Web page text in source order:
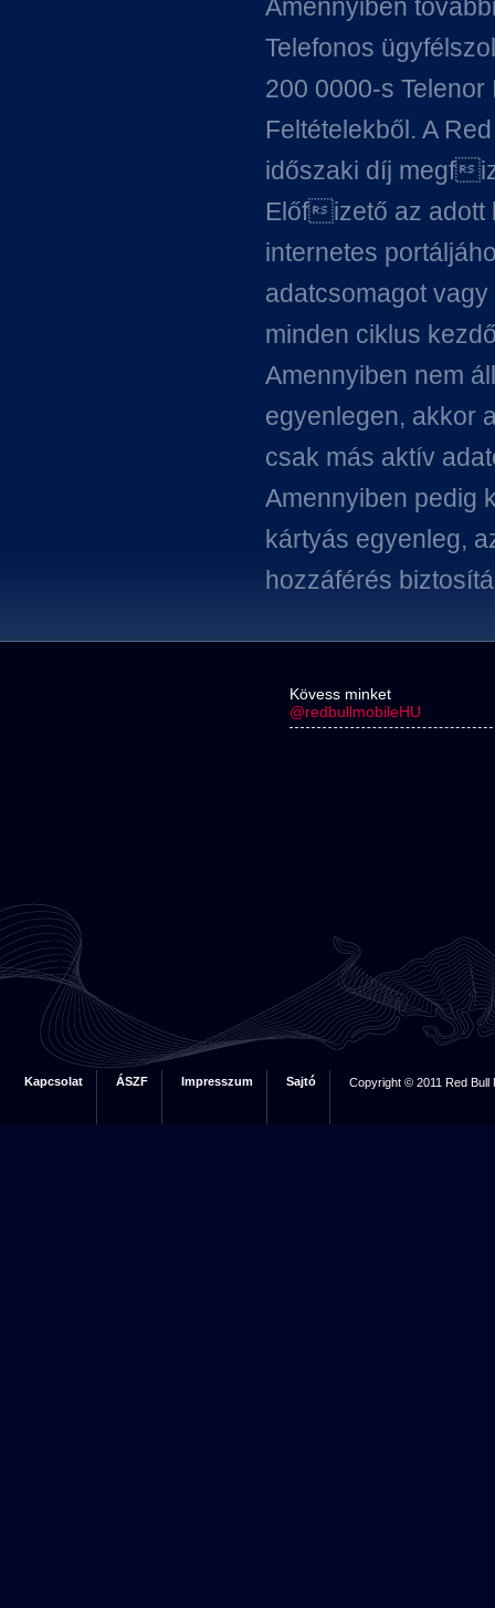
Amennyiben
Telefonos
200 0000-s
Feltételekből. A
időszaki díj megf
Előfizető az adott
internetes
adatcsomagot
minden ciklus
Amennyiben nem
egyenlegen, akkor
csak más aktív
Amennyiben pedig
kártyás egyenleg,
hozzáférés
Kövess minket
@redbullmobileHU
Kapcsolat ÁSZF Impresszum Sajtó Copyright © 2011 Red Bull